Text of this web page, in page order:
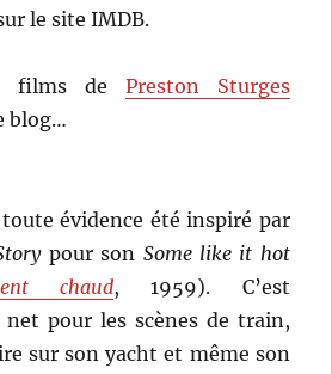
le site IMDB.
films de Preston Sturges
blog…
évidence été inspiré par
pour son Some like it hot
chaud, 1959). C’est
pour les scènes de train,
sur son yacht et même son